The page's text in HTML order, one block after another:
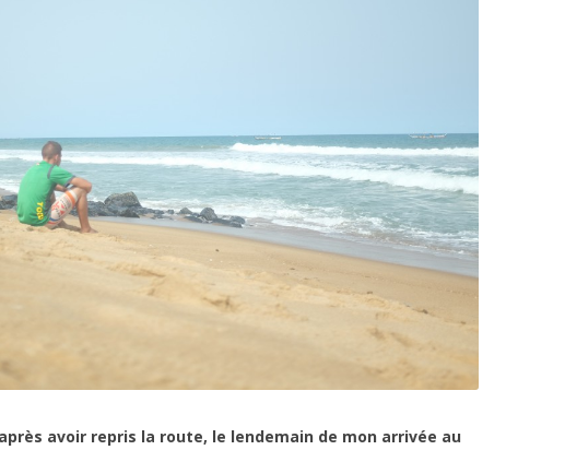
avoir repris la route, le lendemain de mon arrivée au